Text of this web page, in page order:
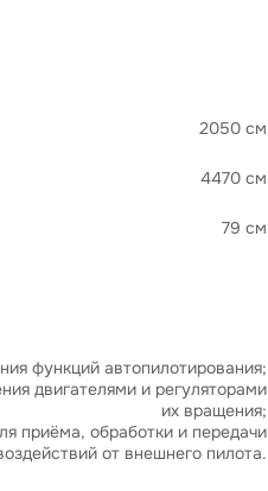
2050 см
4470 см
79 см
функций автопилотирования;
двигателями и регуляторами
их вращения;
приёма, обработки и передачи
от внешнего пилота.